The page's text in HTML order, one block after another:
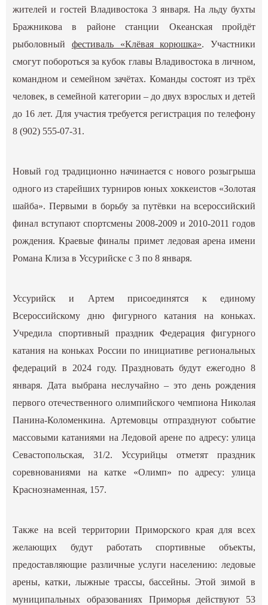
жителей и гостей Владивостока 3 января. На льду бухты
Бражникова в районе станции Океанская пройдёт
рыболовный фестиваль «Клёвая корюшка». Участники
смогут побороться за кубок главы Владивостока в личном,
командном и семейном зачётах. Команды состоят из трёх
человек, в семейной категории – до двух взрослых и детей
до 16 лет. Для участия требуется регистрация по телефону
8 (902) 555-07-31.
Новый год традиционно начинается с нового розыгрыша
одного из старейших турниров юных хоккеистов «Золотая
шайба». Первыми в борьбу за путёвки на всероссийский
финал вступают спортсмены 2008-2009 и 2010-2011 годов
рождения. Краевые финалы примет ледовая арена имени
Романа Клиза в Уссурийске с 3 по 8 января.
Уссурийск и Артем присоединятся к единому
Всероссийскому дню фигурного катания на коньках.
Учредила спортивный праздник Федерация фигурного
катания на коньках России по инициативе региональных
федераций в 2024 году. Праздновать будут ежегодно 8
января. Дата выбрана неслучайно – это день рождения
первого отечественного олимпийского чемпиона Николая
Панина-Коломенкина. Артемовцы отпразднуют событие
массовыми катаниями на Ледовой арене по адресу: улица
Севастопольская, 31/2. Уссурийцы отметят праздник
соревнованиями на катке «Олимп» по адресу: улица
Краснознаменная, 157.
Также на всей территории Приморского края для всех
желающих будут работать спортивные объекты,
предоставляющие различные услуги населению: ледовые
арены, катки, лыжные трассы, бассейны. Этой зимой в
муниципальных образованиях Приморья действуют 53